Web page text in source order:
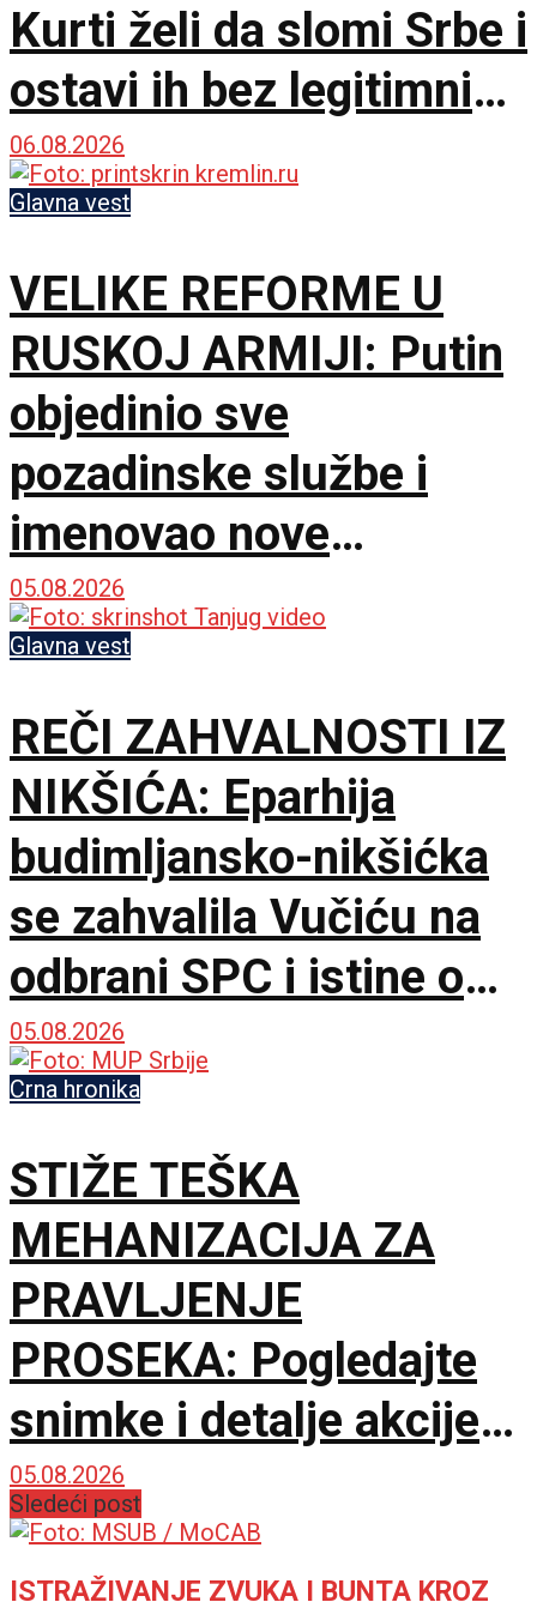
Kurti želi da slomi Srbe i
ostavi ih bez legitimnih
predstavnika
06.08.2026
Glavna vest
VELIKE REFORME U
RUSKOJ ARMIJI: Putin
objedinio sve
pozadinske službe i
imenovao nove
komandante na frontu!
05.08.2026
Glavna vest
REČI ZAHVALNOSTI IZ
NIKŠIĆA: Eparhija
budimljansko-nikšićka
se zahvalila Vučiću na
odbrani SPC i istine o
litijama
05.08.2026
Crna hronika
STIŽE TEŠKA
MEHANIZACIJA ZA
PRAVLJENJE
PROSEKA: Pogledajte
snimke i detalje akcije
MUP-a u Deliblatskoj
peščari
05.08.2026
Sledeći post
ISTRAŽIVANJE ZVUKA I BUNTA KROZ